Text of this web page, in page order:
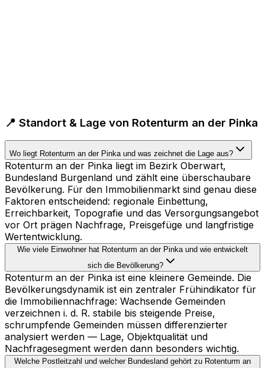
📍 Standort & Lage von Rotenturm an der Pinka
Wo liegt Rotenturm an der Pinka und was zeichnet die Lage aus?
Rotenturm an der Pinka liegt im Bezirk Oberwart,
Bundesland Burgenland und zählt eine überschaubare
Bevölkerung. Für den Immobilienmarkt sind genau diese
Faktoren entscheidend: regionale Einbettung,
Erreichbarkeit, Topografie und das Versorgungsangebot
vor Ort prägen Nachfrage, Preisgefüge und langfristige
Wertentwicklung.
Wie viele Einwohner hat Rotenturm an der Pinka und wie entwickelt
sich die Bevölkerung?
Rotenturm an der Pinka ist eine kleinere Gemeinde. Die
Bevölkerungsdynamik ist ein zentraler Frühindikator für
die Immobiliennachfrage: Wachsende Gemeinden
verzeichnen i. d. R. stabile bis steigende Preise,
schrumpfende Gemeinden müssen differenzierter
analysiert werden — Lage, Objektqualität und
Nachfragesegment werden dann besonders wichtig.
Welche Postleitzahl und welcher Bundesland gehört zu Rotenturm an